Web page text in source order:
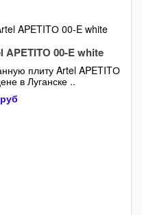
APETITО 00-E white
плиту Artel APETITО
в Луганске ..